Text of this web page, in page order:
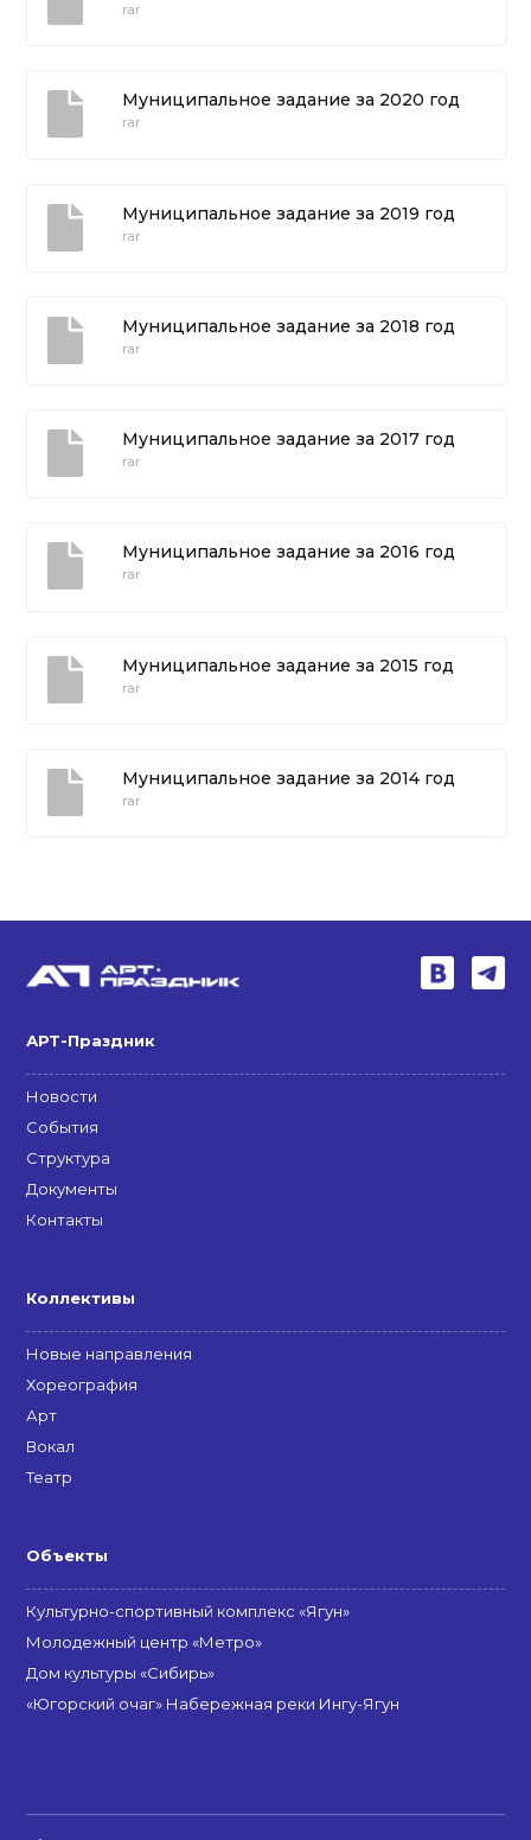
rar
Муниципальное задание за 2020 год
rar
Муниципальное задание за 2019 год
rar
Муниципальное задание за 2018 год
rar
Муниципальное задание за 2017 год
rar
Муниципальное задание за 2016 год
rar
Муниципальное задание за 2015 год
rar
Муниципальное задание за 2014 год
rar
АРТ-Праздник
Новости
События
Структура
Документы
Контакты
Коллективы
Новые направления
Хореография
Арт
Вокал
Театр
Объекты
Культурно-спортивный комплекс «Ягун»
Молодежный центр «Метро»
Дом культуры «Сибирь»
«Югорский очаг» Набережная реки Ингу-Ягун